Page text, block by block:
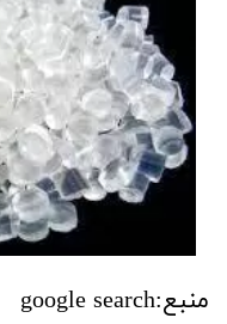
منبع:google search